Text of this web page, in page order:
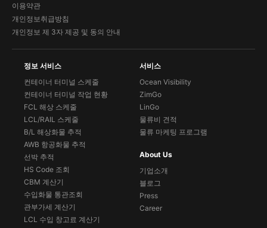
이용약관
개인정보취급방침
개인정보 제 3자 제공 및 동의 안내
정보 서비스
컨테이너 터미널 스케줄
컨테이너 터미널 작업 현황
FCL 해상 스케줄
LCL/RAIL 스케줄
B/L 해상화물 추적
AWB 항공화물 추적
선박 추적
HS Code 조회
CBM 계산기
수입화물 통관조회
관부가세 계산기
LCL 수입 창고료 계산기
서비스
Ocean Visibility
ZimGo
LinGo
물류비 견적
물류 마케팅 프로그램
About Us
기업소개
블로그
Press
Career